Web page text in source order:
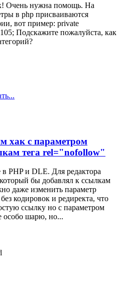
Очень нужна помощь. На
в php присваиваются
вот пример: private
Подскажите пожалуйста, как
хак с параметром
тега rel="nofollow"
PHP и DLE. Для редактора
бы добавлял к ссылкам
даже изменить параметр
кодировок и редиректа, что
ссылку но с параметром
особо шарю, но...